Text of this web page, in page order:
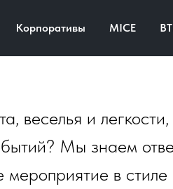
Корпоративы MICE
веселья и
Мы знаем
в стиле